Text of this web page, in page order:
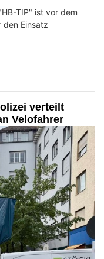
TIP" ist vor dem
Einsatz
verteilt
Velofahrer